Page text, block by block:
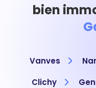
bien
Vanves
Clichy